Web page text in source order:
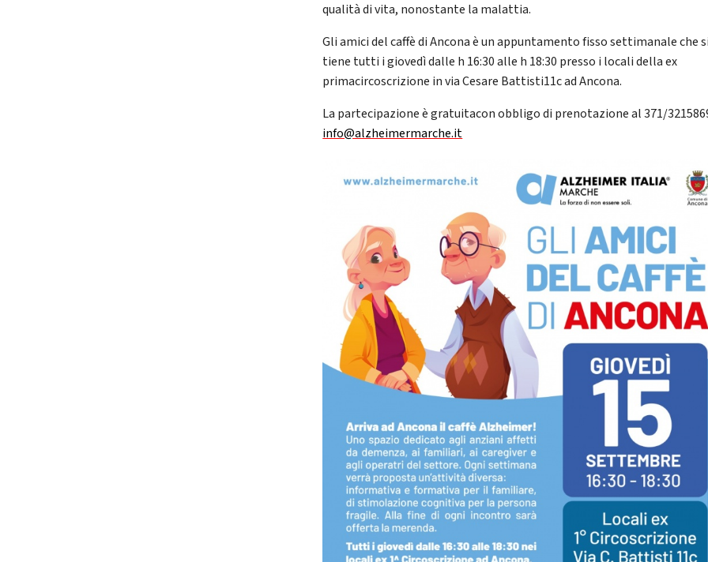
qualità di vita, nonostante la malattia.
Gli amici del caffè di Ancona è un appuntamento fisso settimanale che
tiene tutti i giovedì dalle h 16:30 alle h 18:30 presso i locali della ex
primacircoscrizione in via Cesare Battisti11c ad Ancona.
La partecipazione è gratuitacon obbligo di prenotazione al 371/
info@alzheimermarche.it